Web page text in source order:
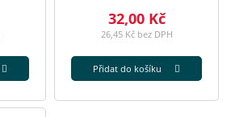
32,00 Kč
26,45 Kč bez DPH
Přidat do košíku